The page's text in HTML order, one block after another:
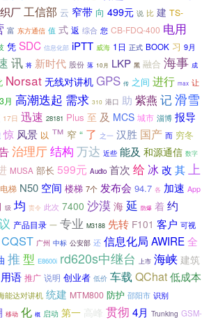
厂 工信部 云 窄带 向 499元 说 比 建 TS-
富 东方通信 值 式 返 综合 您 CB-FDQ-400 电用
凭 SDC 信息化部 iPTT 威海 1日 正式 BOOK 习 9月
讯 将 新时代 股份 落 10月 LKP 黑 融合 海事 成
Norsat 无线对讲机 GPS 传 之间 进行 max 让
3月 高潮迭起 需求 310 港口 助 紫燕 记滑雪
17日 迅速 28181 Plus 至 及 MCS 城市 淄博 报导
惊 风景 以 ™ 窄 “ 了 之一 汉胜 国产 而 穷冬
治理厅结构 万达 近些 能及 和源通信 数字
MUSA 部长 599元 Audio 首次 给 冰 改 其上
电梯 N50 空间 楼梯 7个 发布会 94.7 各 加速 App
级 均 责令 此次 7400 沙漠 海 延 防爆 着 约
产品目录 一 专业 M3188 先转 F101 客户 可视
CQST 广州 中标 公安部 还 信息化局 AWIRE全
推 型 E8600i rd620s中继台 上市 海峡 建筑
用语 推广 说明 创业者 低价 车载 QChat低成本
能达对讲机 统建 MTM800 防护 邵阳市 识别
移动 化 概 启动 第一 高峰 贯彻 4月 Trunking GSM-